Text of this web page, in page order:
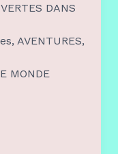
DANS
AVENTURES,
MONDE